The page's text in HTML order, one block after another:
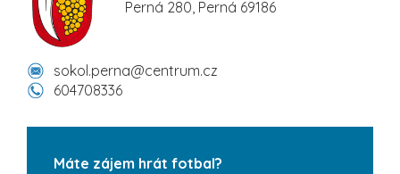
Perná 280, Perná 69186
sokol.perna@centrum.cz
604708336
Máte zájem hrát fotbal?